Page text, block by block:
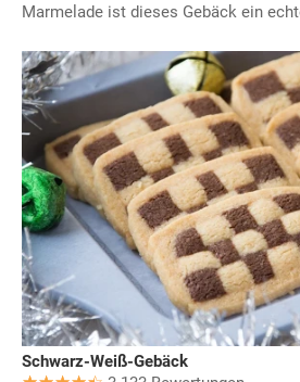
Marmelade ist dieses Gebäck ein
Schwarz-Weiß-Gebäck